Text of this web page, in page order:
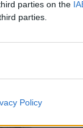
parties on the
parties.
Policy